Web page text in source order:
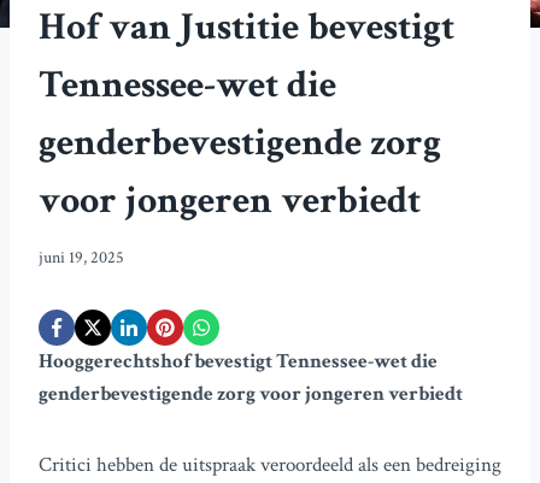
Hof van Justitie bevestigt
Tennessee-wet die
genderbevestigende zorg
voor jongeren verbiedt
juni 19, 2025
Hooggerechtshof bevestigt Tennessee-wet die
genderbevestigende zorg voor jongeren verbiedt
Critici hebben de uitspraak veroordeeld als een bedreiging